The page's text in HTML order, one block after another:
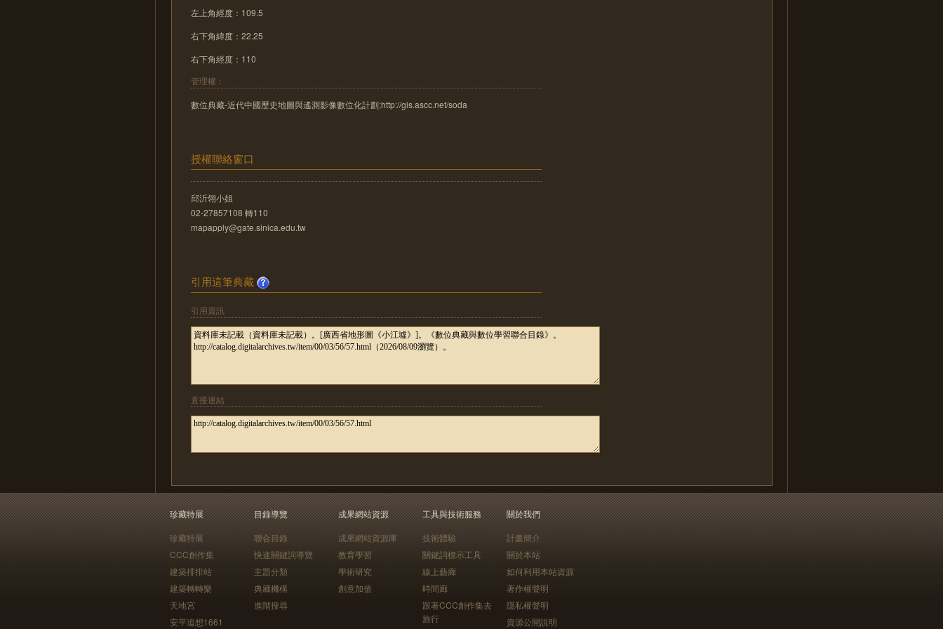
左上角經度：109.5
右下角緯度：22.25
右下角經度：110
管理權：
數位典藏-近代中國歷史地圖與遙測影像數位化計劃;http://gis.ascc.net/soda
授權聯絡窗口
邱沂翎小姐
02-27857108 轉110
mapapply@gate.sinica.edu.tw
引用這筆典藏
引用資訊
直接連結
珍藏特展
珍藏特展
CCC創作集
建築排排站
建築轉轉樂
天地宮
安平追想1661
目錄導覽
聯合目錄
快速關鍵詞導覽
主題分類
典藏機構
進階搜尋
成果網站資源
成果網站資源庫
教育學習
學術研究
創意加值
工具與技術服務
技術體驗
關鍵詞標示工具
線上藝廊
時間廊
跟著CCC創作集去
旅行
關於我們
計畫簡介
關於本站
如何利用本站資源
著作權聲明
隱私權聲明
資源公開說明